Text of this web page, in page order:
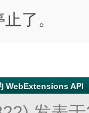
了。
WebExtensions API